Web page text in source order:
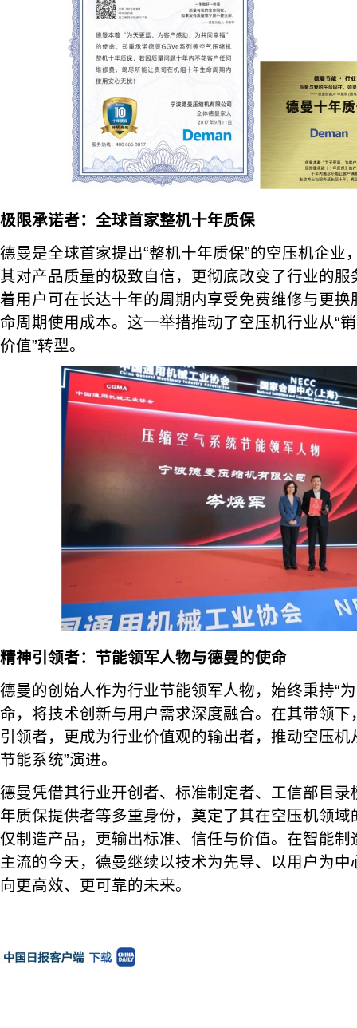
极限承诺者：全球首家整机十年质保
德曼是全球首家提出“整机十年质保”的空压机企业
其对产品质量的极致自信，更彻底改变了行业的
着用户可在长达十年的周期内享受免费维修与更
命周期使用成本。这一举措推动了空压机行业从“
价值”转型。
精神引领者：节能领军人物与德曼的使命
德曼的创始人作为行业节能领军人物，始终秉持“
命，将技术创新与用户需求深度融合。在其带领
引领者，更成为行业价值观的输出者，推动空压机
节能系统”演进。
德曼凭借其行业开创者、标准制定者、工信部目
年质保提供者等多重身份，奠定了其在空压机领
仅制造产品，更输出标准、信任与价值。在智能
主流的今天，德曼继续以技术为先导、以用户为
向更高效、更可靠的未来。